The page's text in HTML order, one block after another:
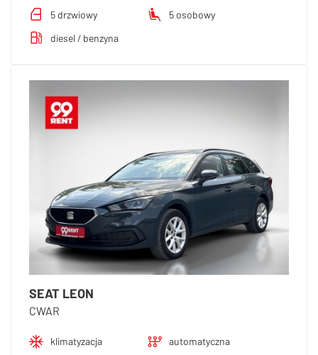
5 drzwiowy
5 osobowy
diesel / benzyna
SEAT LEON
CWAR
klimatyzacja
automatyczna